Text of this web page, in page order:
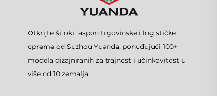
Otkrijte široki raspon trgovinske i logističke
opreme od Suzhou Yuanda, ponuđujući 100+
modela dizajniranih za trajnost i učinkovitost u
više od 10 zemalja.